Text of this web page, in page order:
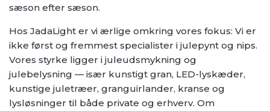
sæson efter sæson.
Hos JadaLight er vi ærlige omkring vores fokus: Vi er
ikke først og fremmest specialister i julepynt og nips.
Vores styrke ligger i juleudsmykning og
julebelysning — især kunstigt gran, LED-lyskæder,
kunstige juletræer, granguirlander, kranse og
lysløsninger til både private og erhverv. Om